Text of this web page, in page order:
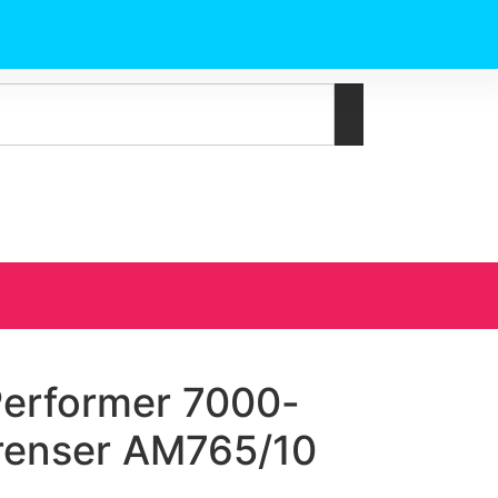
7000-
AM765/10